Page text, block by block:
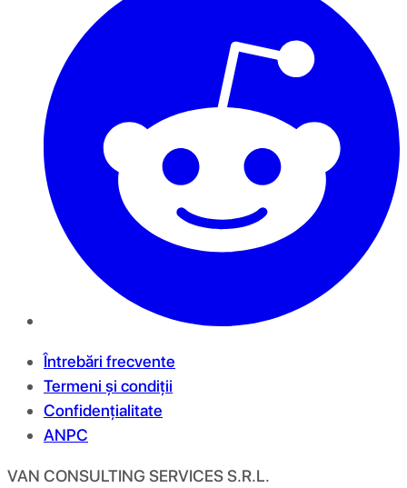
Întrebări frecvente
Termeni și condiții
Confidențialitate
ANPC
VAN CONSULTING SERVICES S.R.L.